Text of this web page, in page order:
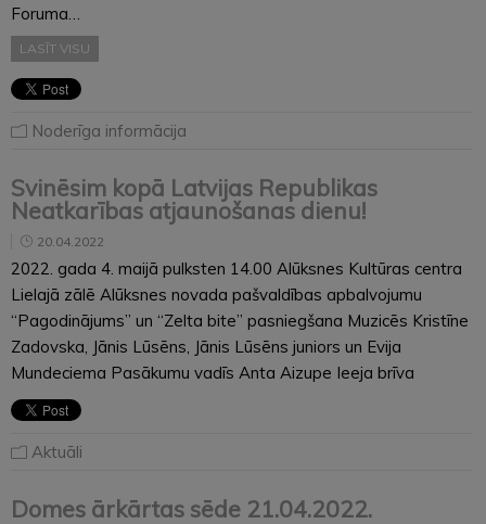
Foruma…
LASĪT VISU
Noderīga informācija
Svinēsim kopā Latvijas Republikas
Neatkarības atjaunošanas dienu!
20.04.2022
2022. gada 4. maijā pulksten 14.00 Alūksnes Kultūras centra
Lielajā zālē Alūksnes novada pašvaldības apbalvojumu
“Pagodinājums” un “Zelta bite” pasniegšana Muzicēs Kristīne
Zadovska, Jānis Lūsēns, Jānis Lūsēns juniors un Evija
Mundeciema Pasākumu vadīs Anta Aizupe Ieeja brīva
Aktuāli
Domes ārkārtas sēde 21.04.2022.